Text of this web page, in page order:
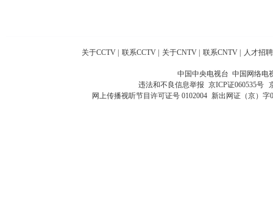
关于CCTV 联系CCTV 关于CNTV 联系CNTV 人才招聘
中国中央电视台 中国网络电
违法和不良信息举报 京ICP证060535号
网上传播视听节目许可证号 0102004 新出网证（京）